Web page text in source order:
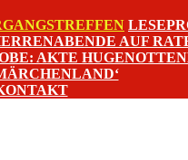
AUF
AKTE